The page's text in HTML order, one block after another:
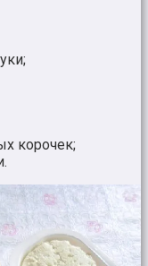
корочек;